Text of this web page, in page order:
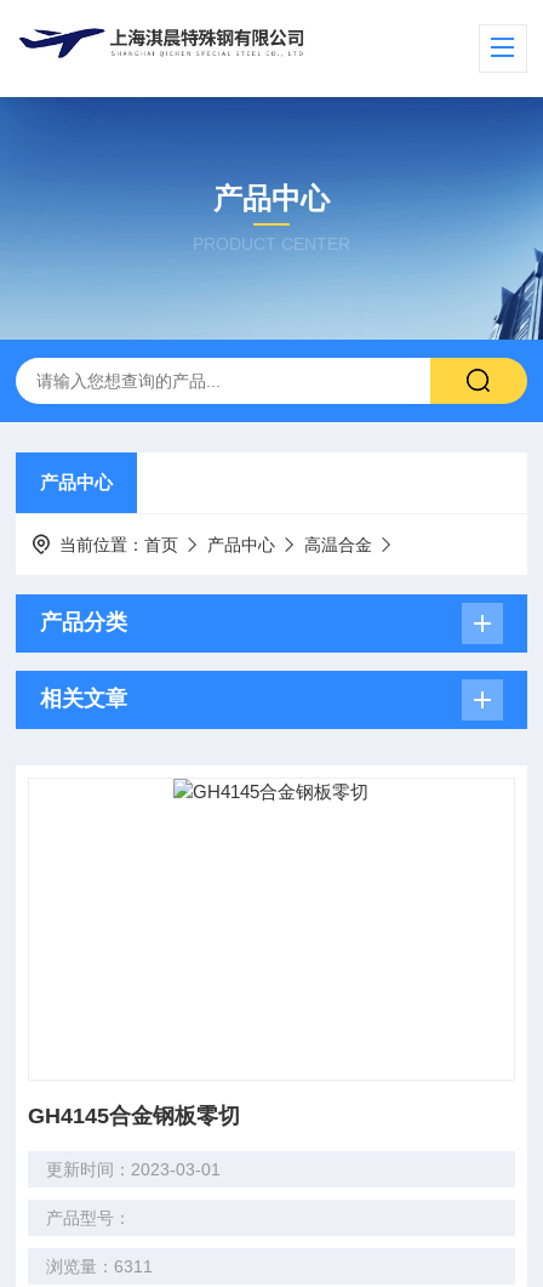
产品中心
PRODUCT CENTER
产品中心
当前位置：首页 产品中心 高温合金
产品分类
相关文章
GH4145合金钢板零切
更新时间：2023-03-01
产品型号：
浏览量：6311